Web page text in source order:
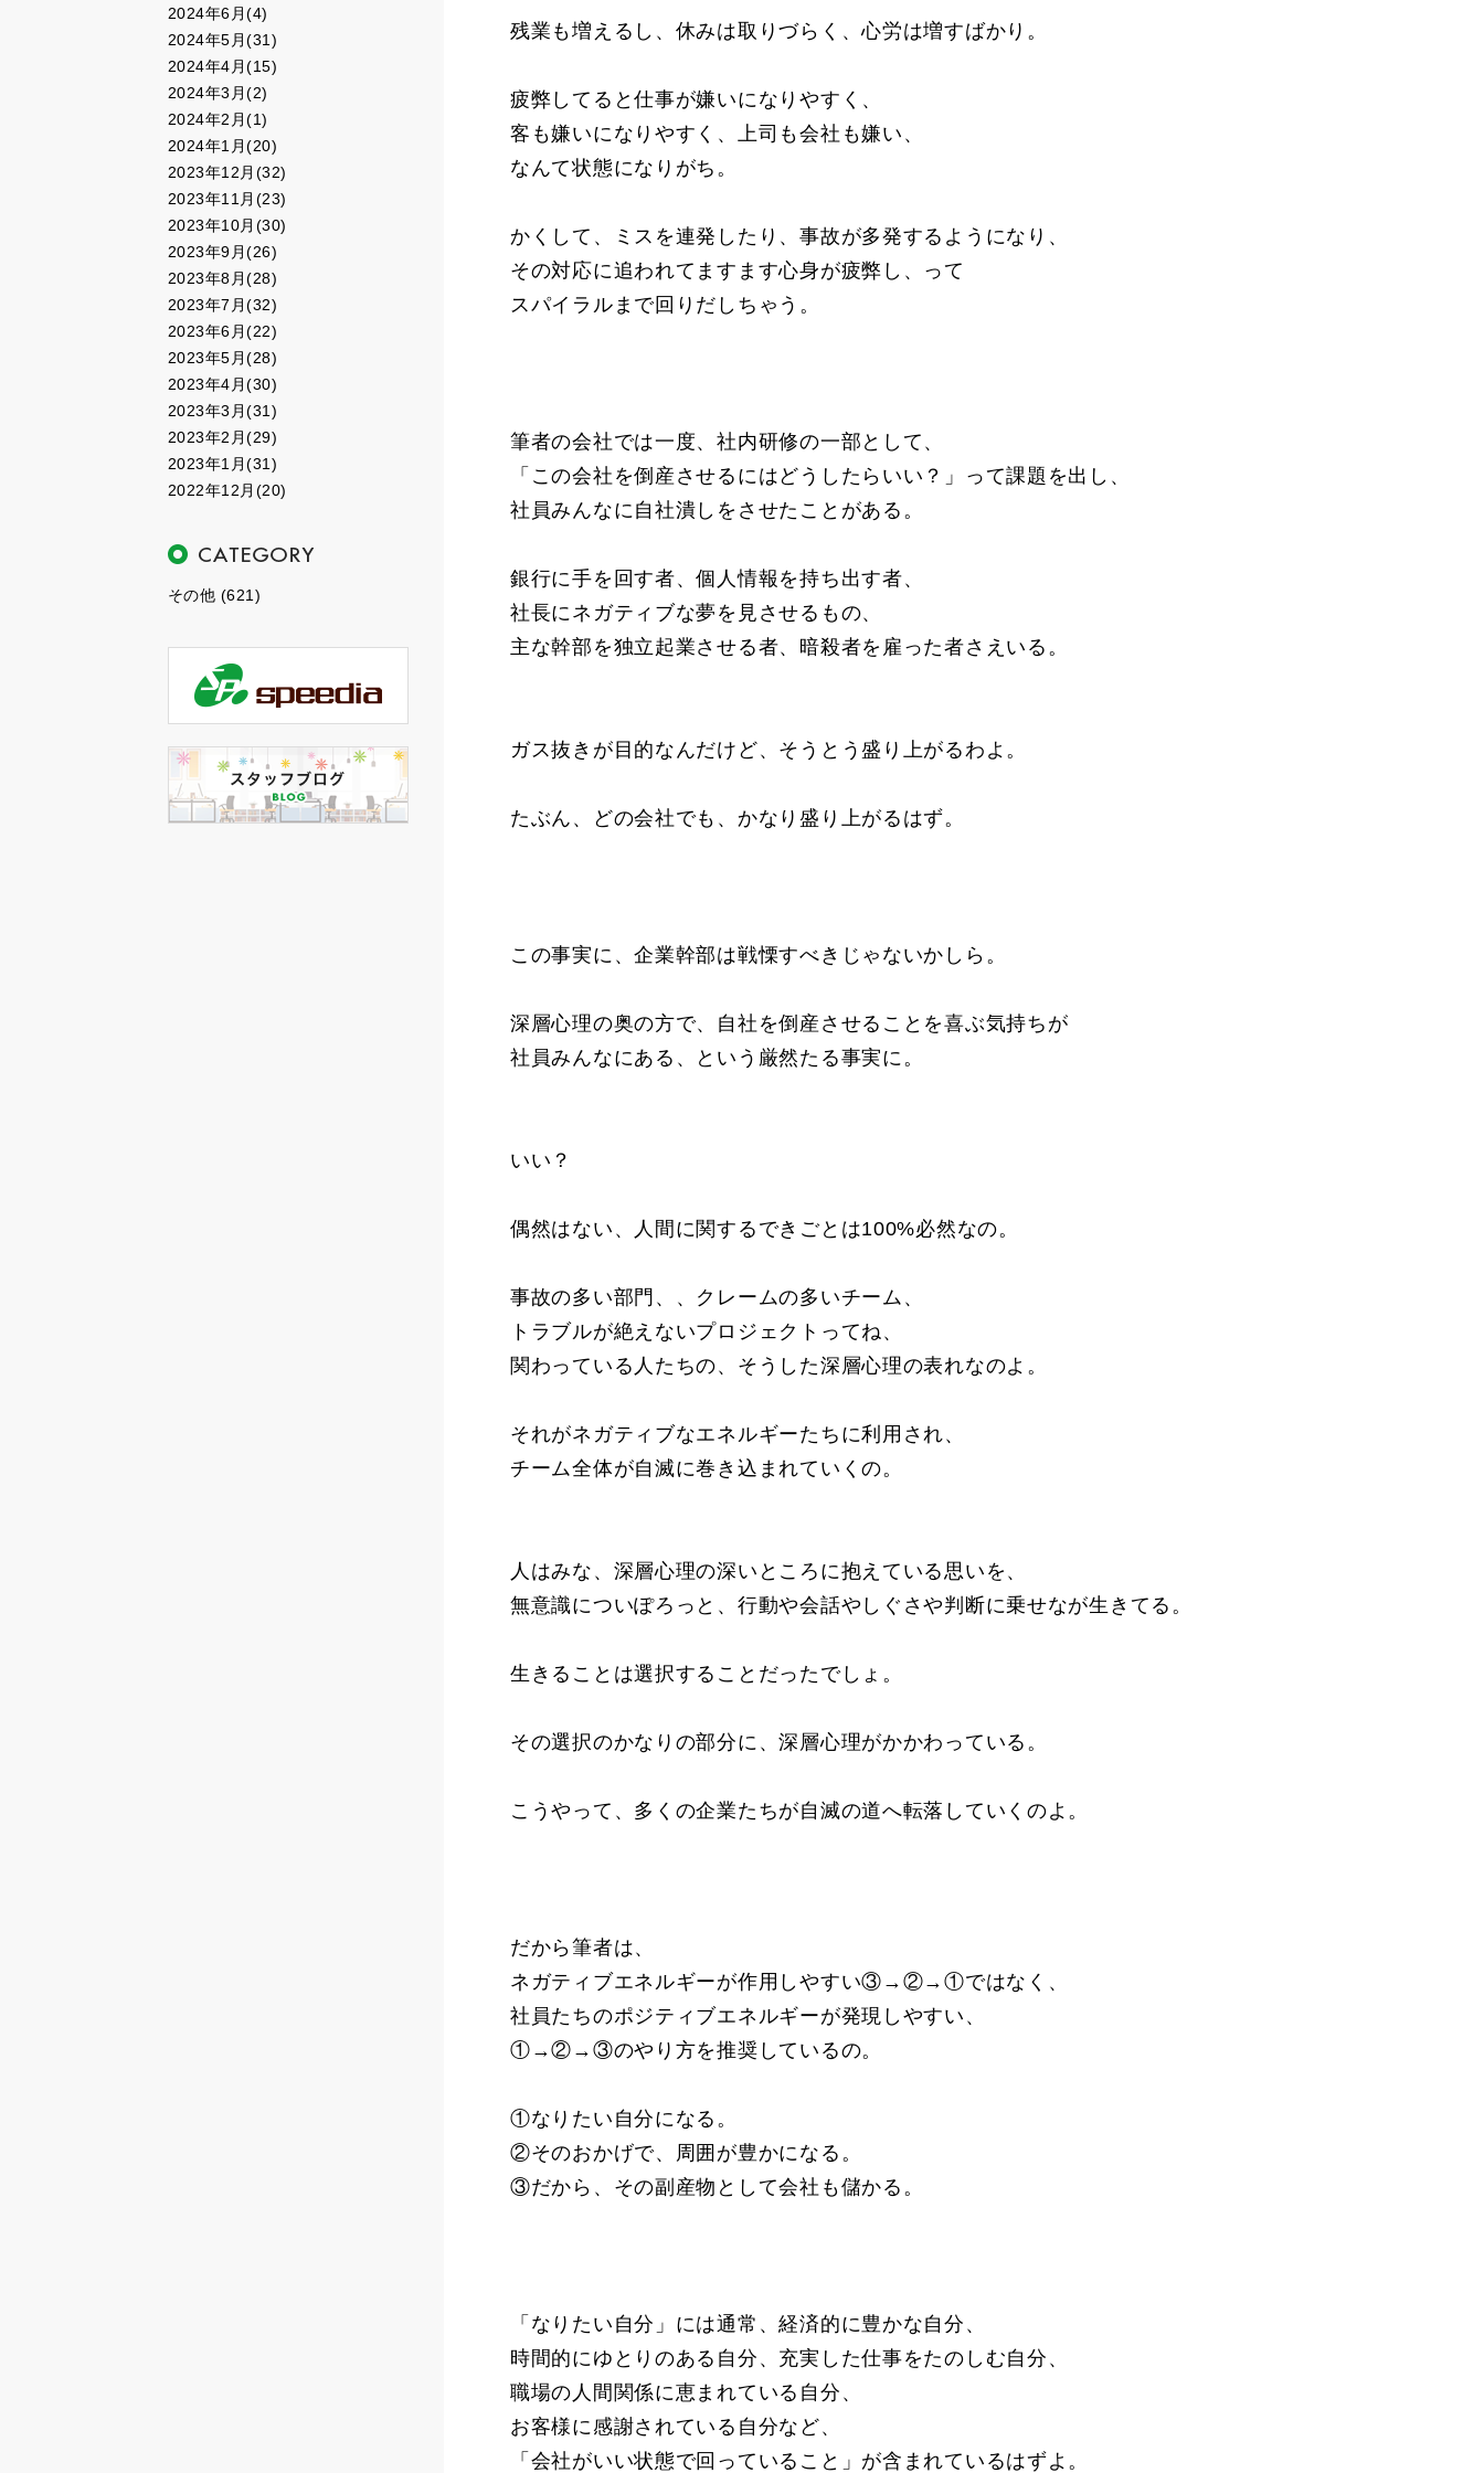
2024年6月(4)
2024年5月(31)
2024年4月(15)
2024年3月(2)
2024年2月(1)
2024年1月(20)
2023年12月(32)
2023年11月(23)
2023年10月(30)
2023年9月(26)
2023年8月(28)
2023年7月(32)
2023年6月(22)
2023年5月(28)
2023年4月(30)
2023年3月(31)
2023年2月(29)
2023年1月(31)
2022年12月(20)
その他 (621)
残業も増えるし、休みは取りづらく、心労は増すばかり。
疲弊してると仕事が嫌いになりやすく、
客も嫌いになりやすく、上司も会社も嫌い、
なんて状態になりがち。
かくして、ミスを連発したり、事故が多発するようになり、
その対応に追われてますます心身が疲弊し、って
スパイラルまで回りだしちゃう。
筆者の会社では一度、社内研修の一部として、
「この会社を倒産させるにはどうしたらいい？」って課題を出し、
社員みんなに自社潰しをさせたことがある。
銀行に手を回す者、個人情報を持ち出す者、
社長にネガティブな夢を見させるもの、
主な幹部を独立起業させる者、暗殺者を雇った者さえいる。
ガス抜きが目的なんだけど、そうとう盛り上がるわよ。
たぶん、どの会社でも、かなり盛り上がるはず。
この事実に、企業幹部は戦慄すべきじゃないかしら。
深層心理の奥の方で、自社を倒産させることを喜ぶ気持ちが
社員みんなにある、という厳然たる事実に。
いい？
偶然はない、人間に関するできごとは100%必然なの。
事故の多い部門、、クレームの多いチーム、
トラブルが絶えないプロジェクトってね、
関わっている人たちの、そうした深層心理の表れなのよ。
それがネガティブなエネルギーたちに利用され、
チーム全体が自滅に巻き込まれていくの。
人はみな、深層心理の深いところに抱えている思いを、
無意識についぽろっと、行動や会話やしぐさや判断に乗せなが生きてる。
生きることは選択することだったでしょ。
その選択のかなりの部分に、深層心理がかかわっている。
こうやって、多くの企業たちが自滅の道へ転落していくのよ。
だから筆者は、
ネガティブエネルギーが作用しやすい③→②→①ではなく、
社員たちのポジティブエネルギーが発現しやすい、
①→②→③のやり方を推奨しているの。
①なりたい自分になる。
②そのおかげで、周囲が豊かになる。
③だから、その副産物として会社も儲かる。
「なりたい自分」には通常、経済的に豊かな自分、
時間的にゆとりのある自分、充実した仕事をたのしむ自分、
職場の人間関係に恵まれている自分、
お客様に感謝されている自分など、
「会社がいい状態で回っていること」が含まれているはずよ。